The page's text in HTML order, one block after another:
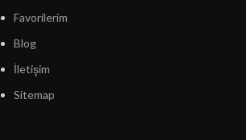
Favorilerim
Blog
İletişim
Sitemap